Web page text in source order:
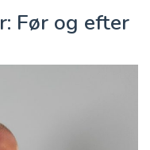
Før og efter